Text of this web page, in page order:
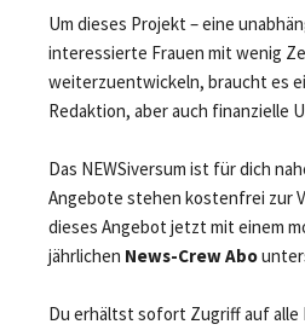
Um dieses Projekt – eine
interessierte Frauen mit wenig
weiterzuentwickeln, braucht es
Redaktion, aber auch finanzielle
Das NEWSiversum ist für dich
Angebote stehen kostenfrei zur
dieses Angebot jetzt mit einem
jährlichen News-Crew Abo
Du erhältst sofort Zugriff auf alle